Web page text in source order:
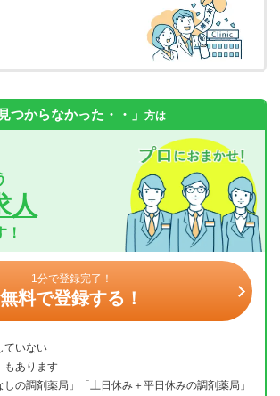
つからなかった・・」 方は
人
！
1分で登録完了！
無料で登録する！
ていない
もあります
しの調剤薬局」「土日休み＋平日休みの調剤薬局」